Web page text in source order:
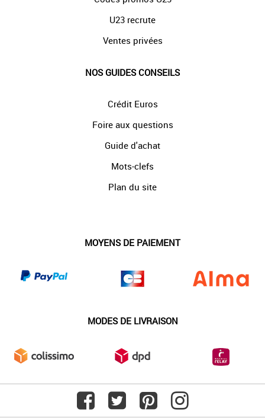
U23 recrute
Ventes privées
NOS GUIDES CONSEILS
Crédit Euros
Foire aux questions
Guide d'achat
Mots-clefs
Plan du site
MOYENS DE PAIEMENT
MODES DE LIVRAISON